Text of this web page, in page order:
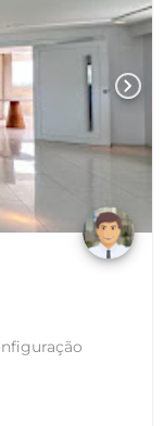
chevron_right